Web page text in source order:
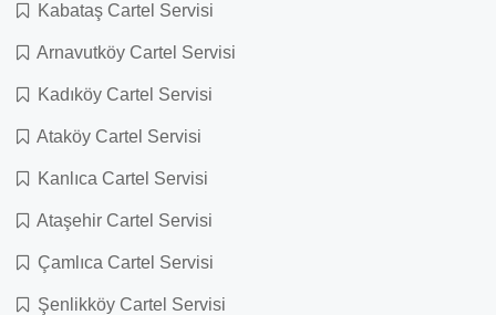
Kabataş Cartel Servisi
Arnavutköy Cartel Servisi
Kadıköy Cartel Servisi
Ataköy Cartel Servisi
Kanlıca Cartel Servisi
Ataşehir Cartel Servisi
Çamlıca Cartel Servisi
Şenlikköy Cartel Servisi